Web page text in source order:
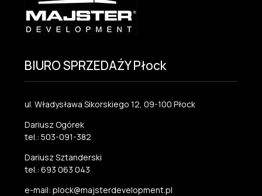
BIURO SPRZEDAŻY Płock
ul. Władysława Sikorskiego 12, 09-100 Płock
Dariusz Ogórek
tel.: 503-091-382
Dariusz Sztanderski
tel.: 693 063 043
e-mail: plock@majsterdevelopment.pl